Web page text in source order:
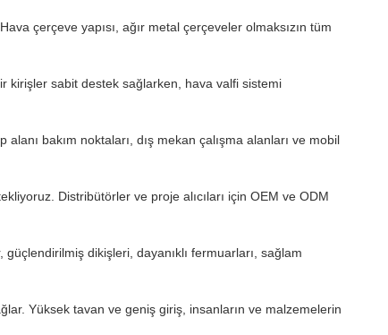
çerçeve yapısı, ağır metal çerçeveler olmaksızın tüm
kirişler sabit destek sağlarken, hava valfi sistemi
bakım noktaları, dış mekan çalışma alanları ve mobil
Distribütörler ve proje alıcıları için OEM ve ODM
dikişleri, dayanıklı fermuarları, sağlam
Yüksek tavan ve geniş giriş, insanların ve malzemelerin